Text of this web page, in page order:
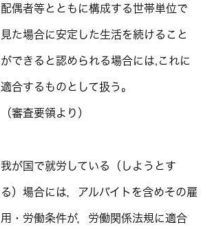
配偶者等とともに構成する世帯単位で
見た場合に安定した生活を続けること
ができると認められる場合には,これに
適合するものとして扱う。
（審査要領より）
我が国で就労している（しようとす
る）場合には，アルバイトを含めその雇
用・労働条件が，労働関係法規に適合